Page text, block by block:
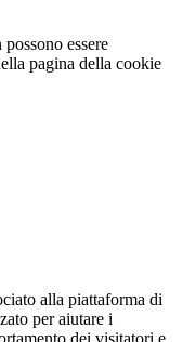
essere
pagina della cookie
alla piattaforma di
per aiutare i